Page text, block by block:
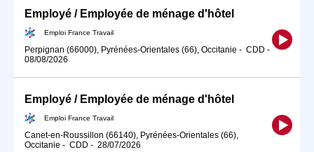
Employé / Employée de ménage d'hôtel
Emploi France Travail
Perpignan (66000), Pyrénées-Orientales (66), Occitanie - CDD -
08/08/2026
Employé / Employée de ménage d'hôtel
Emploi France Travail
Canet-en-Roussillon (66140), Pyrénées-Orientales (66),
Occitanie - CDD - 28/07/2026